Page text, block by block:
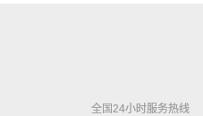
全国24小时服务热线